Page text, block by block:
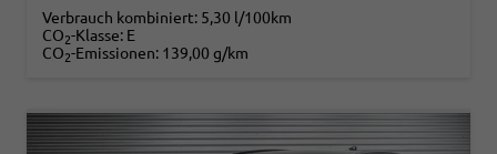
Verbrauch kombiniert: 5,30 l/100km
CO2-Klasse: E
CO2-Emissionen: 139,00 g/km